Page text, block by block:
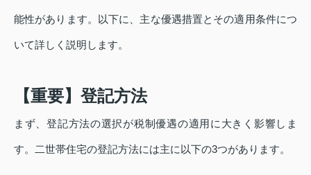
能性があります。以下に、主な優遇措置とその適用条件につ
いて詳しく説明します。
【重要】登記方法
まず、登記方法の選択が税制優遇の適用に大きく影響しま
す。二世帯住宅の登記方法には主に以下の3つがあります。